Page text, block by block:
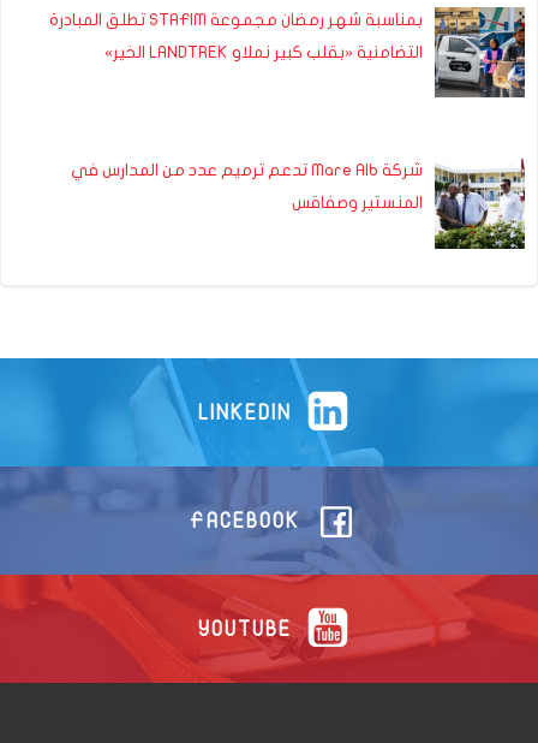
بمناسبة شهر رمضان مجموعة STAFIM تطلق المبادرة
التضامنية «بقلب كبير نملاو LANDTREK الخير»
شركة Mare Alb تدعم ترميم عدد من المدارس في
المنستير وصفاقس
LINKEDIN
FACEBOOK
YOUTUBE